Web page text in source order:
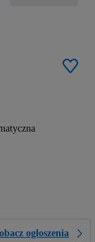
ogłoszenia